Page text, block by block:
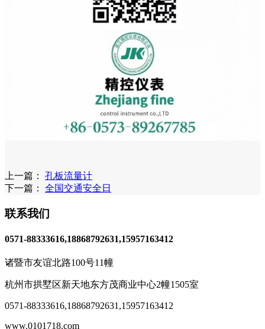
上一篇： 孔板流量计
下一篇： 全国交通安全日
联系我们
0571-88333616,18868792631,15957163412
诸暨市友谊北路100号11幢
杭州市拱墅区新天地东方茂商业中心2幢1505室
0571-88333616,18868792631,15957163412
www.0101718.com